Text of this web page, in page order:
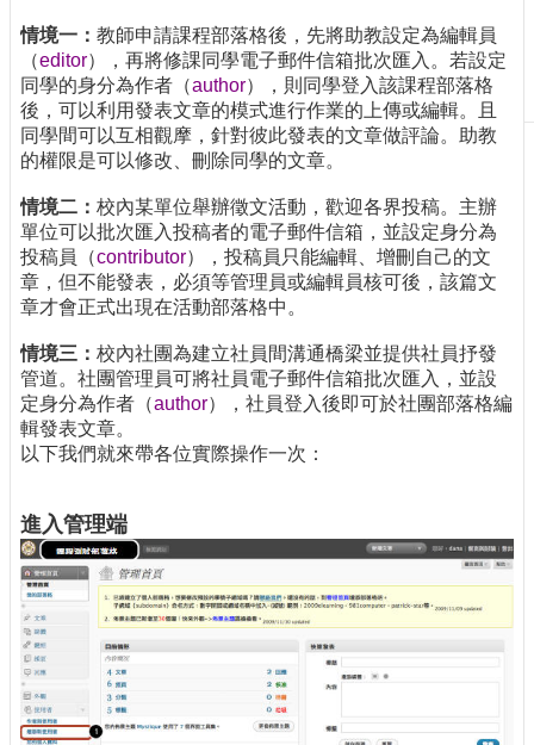
物
校
務
服
務
專
題
報
導
技
術
論
壇
產
業
欄
情境一： 教師申請課程部落格後，先將助教設定為編輯員
（editor），再將修課同學電子郵件信箱批次匯入。若設定
同學的身分為作者（author），則同學登入該課程部落格
後，可以利用發表文章的模式進行作業的上傳或編輯。且
同學間可以互相觀摩，針對彼此發表的文章做評論。助教
的權限是可以修改、刪除同學的文章。
情境二： 校內某單位舉辦徵文活動，歡迎各界投稿。主辦
單位可以批次匯入投稿者的電子郵件信箱，並設定身分為
投稿員（contributor），投稿員只能編輯、增刪自己的文
章，但不能發表，必須等管理員或編輯員核可後，該篇文
章才會正式出現在活動部落格中。
情境三： 校內社團為建立社員間溝通橋梁並提供社員抒發
管道。社團管理員可將社員電子郵件信箱批次匯入，並設
定身分為作者（author），社員登入後即可於社團部落格編
輯發表文章。
以下我們就來帶各位實際操作一次：
進入管理端